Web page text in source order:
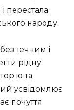
перестала
народу.
і
рідну
та
усвідомлює
почуття